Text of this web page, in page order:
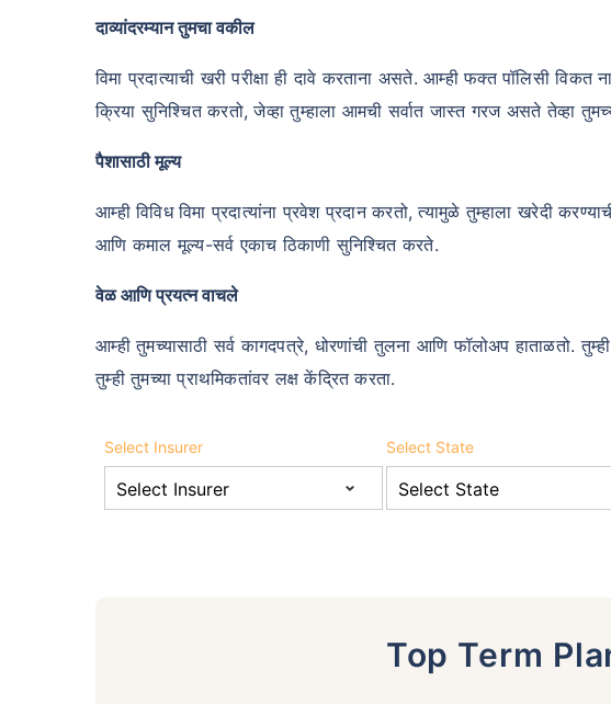
दाव्यांदरम्यान तुमचा वकील
विमा प्रदात्याची खरी परीक्षा ही दावे करताना असते. आम्ही फक्त पॉलिसी
क्रिया सुनिश्चित करतो, जेव्हा तुम्हाला आमची सर्वात जास्त गरज असते तेव्हा
पैशासाठी मूल्य
आम्ही विविध विमा प्रदात्यांना प्रवेश प्रदान करतो, त्यामुळे तुम्हाला खरेदी
आणि कमाल मूल्य-सर्व एकाच ठिकाणी सुनिश्चित करते.
वेळ आणि प्रयत्न वाचले
आम्ही तुमच्यासाठी सर्व कागदपत्रे, धोरणांची तुलना आणि फॉलोअप हाताळतो.
तुम्ही तुमच्या प्राथमिकतांवर लक्ष केंद्रित करता.
Select Insurer Select State
Top Term